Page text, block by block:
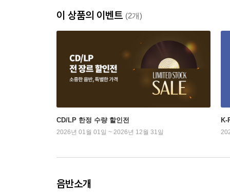
이 상품의 이벤트 (2개)
CD/LP 한정 수량 할인전
2026년 01월 01일 ~ 2026년 12월 31일
K-
음반소개